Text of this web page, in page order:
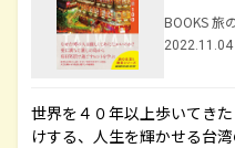
BOOKS 旅
2022.11.04
世界を４０年以上歩いてき
けする、人生を輝かせる台